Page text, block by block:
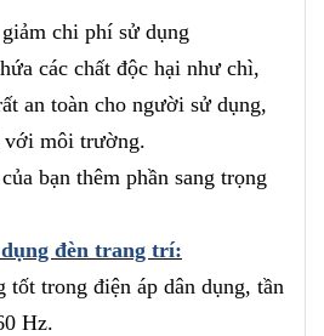
chi phí sử dụng
các chất độc hại như chì,
an toàn cho người sử dụng,
với môi trường.
bạn thêm phần sang trọng
đèn trang trí:
tốt trong điện áp dân dụng, tần
Hz.